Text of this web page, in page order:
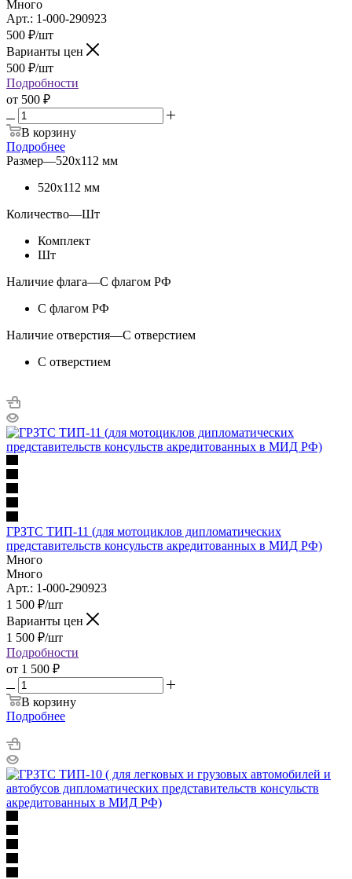
Много
Арт.: 1-000-290923
500 ₽/шт
Варианты цен
500 ₽/шт
Подробности
от 500 ₽
В корзину
Подробнее
Размер—520х112 мм
520х112 мм
Количество—Шт
Комплект
Шт
Наличие флага—С флагом РФ
С флагом РФ
Наличие отверстия—С отверстием
С отверстием
ГРЗТС ТИП-11 (для мотоциклов дипломатических
представительств консульств акредитованных в МИД РФ)
Много
Много
Арт.: 1-000-290923
1 500 ₽/шт
Варианты цен
1 500 ₽/шт
Подробности
от 1 500 ₽
В корзину
Подробнее